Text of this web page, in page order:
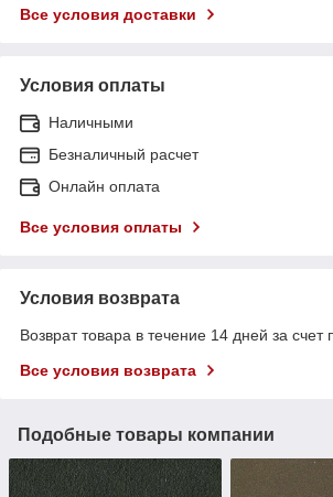
Все условия доставки
Условия оплаты
Наличными
Безналичный расчет
Онлайн оплата
Все условия оплаты
Условия возврата
Возврат товара в течение 14 дней за счет
Все условия возврата
Подобные товары компании